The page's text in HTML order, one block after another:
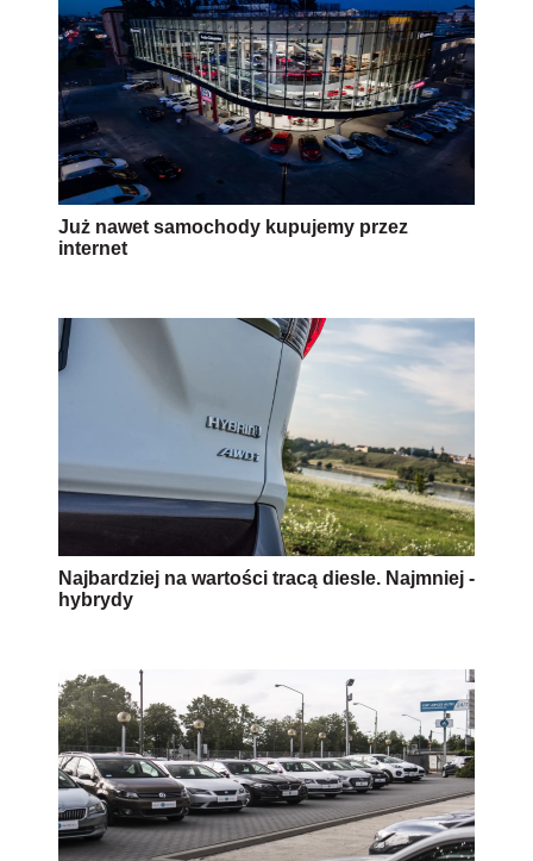
Już nawet samochody kupujemy przez
internet
Najbardziej na wartości tracą diesle. Najmniej -
hybrydy